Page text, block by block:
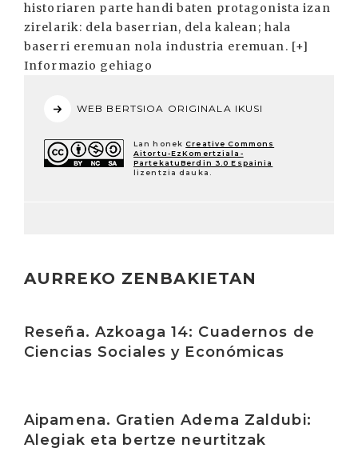
historiaren parte handi baten protagonista izan
zirelarik: dela baserrian, dela kalean; hala
baserri eremuan nola industria eremuan. [+]
Informazio gehiago
WEB BERTSIOA ORIGINALA IKUSI
Lan honek Creative Commons
Aitortu-EzKomertziala-
PartekatuBerdin 3.0 Espainia
lizentzia dauka.
AURREKO ZENBAKIETAN
Reseña. Azkoaga 14: Cuadernos de
Ciencias Sociales y Económicas
Aipamena. Gratien Adema Zaldubi:
Alegiak eta bertze neurtitzak